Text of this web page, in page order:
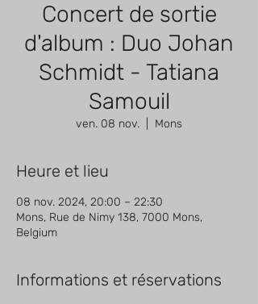
Concert de sortie
d'album : Duo Johan
Schmidt - Tatiana
Samouil
ven. 08 nov. Mons
Heure et lieu
08 nov. 2024, 20:00 – 22:30
Mons, Rue de Nimy 138, 7000 Mons,
Belgium
Informations et réservations